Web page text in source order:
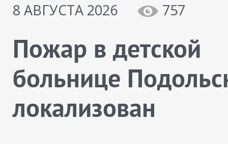
8 АВГУСТА 2026
757
Пожар в детской
больнице
локализован